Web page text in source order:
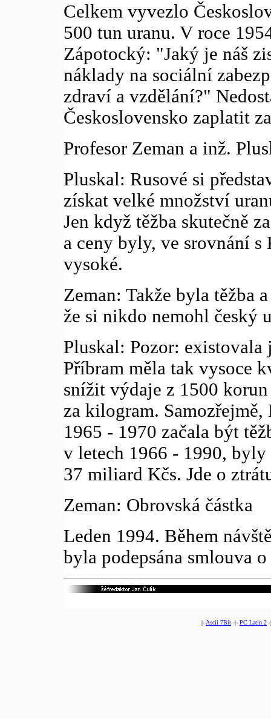
Celkem vyvezlo
500 tun uranu. V roce
Zápotocký: "Jaký je náš
náklady na sociální
zdraví a vzdělání?"
Československo zaplatit
Profesor Zeman a inž.
Pluskal: Rusové si
získat velké množství
Jen když těžba skutečně
a ceny byly, ve srovnání s
vysoké.
Zeman: Takže byla těžba
že si nikdo nemohl český
Pluskal: Pozor:
Příbram měla tak vysoce
snížit výdaje z 1500
za kilogram.
1965 - 1970 začala být
v letech 1966 - 1990, byly
37 miliard Kčs. Jde o
Zeman: Obrovská částka
Leden 1994. Během
byla podepsána smlouva
|- Ascii 7Bit -|- PC Latin 2